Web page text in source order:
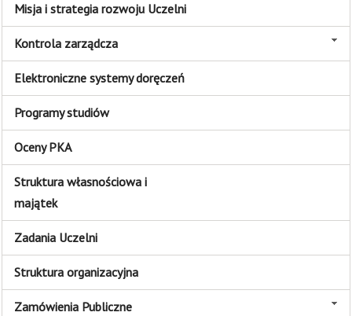
Misja i strategia rozwoju Uczelni
Kontrola zarządcza
Elektroniczne systemy doręczeń
Programy studiów
Oceny PKA
Struktura własnościowa i
majątek
Zadania Uczelni
Struktura organizacyjna
Zamówienia Publiczne